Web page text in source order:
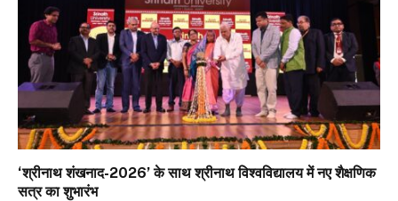
‘श्रीनाथ शंखनाद-2026’ के साथ श्रीनाथ विश्वविद्यालय में नए शैक्षणिक
सत्र का शुभारंभ